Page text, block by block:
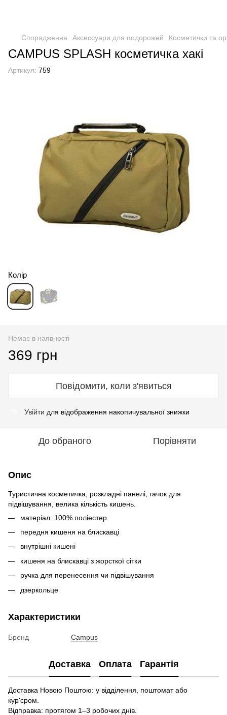
Спорядження Аксессуари для подорожей Косметички та
CAMPUS SPLASH косметичка хакі
Артикул: 759
Колір
Немає в наявності
369 грн
Повідомити, коли з'явиться
Увійти для відображення накопичувальної знижки
До обраного Порівняти
Опис
Туристична косметичка, розкладні панелі, гачок для
підвішування, велика кількість кишень.
матеріал: 100% поліестер
передня кишеня на блискавці
внутрішні кишені
кишеня на блискавці з жорсткої сітки
ручка для перенесення чи підвішування
дзеркольце
Характеристики
Бренд Campus
Доставка Оплата Гарантія
Доставка Новою Поштою: у відділення, поштомат або
кур'єром.
Відправка: протягом 1–3 робочих днів.